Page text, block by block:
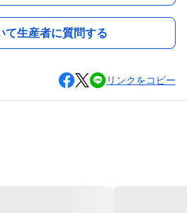
て生産者に質問する
リンクをコピー